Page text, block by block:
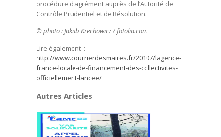
procédure d’agrément auprès de l’Autorité de
Contrôle Prudentiel et de Résolution.
© photo : Jakub Krechowicz / fotolia.com
Lire également :
http://www.courrierdesmaires.fr/20107/lagence-
france-locale-de-financement-des-collectivites-
officiellement-lancee/
Autres Articles